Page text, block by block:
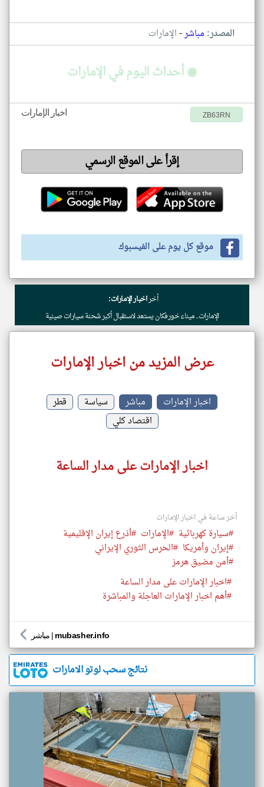
المصدر: مباشر-الإمارات
◉ أحداث اليوم في الإمارات
اخبار الإمارات ZB63RN
إقرأ على الموقع الرسمي
موقع كل يوم على الفيسبوك
أخراخبار الإمارات:
الإمارات.. ميناء خورفكان يستعد لاستقبال أكبر شحنة سيارات صينية
عرض المزيد من اخبار الإمارات
اخبار الإمارات مباشر سياسة
قطر
اقتصاد كلي
اخبار الإمارات على مدار الساعة
أخر ساعة في اخبار الإمارات
#سيارة كهربائية #الإمارات #أذرع إيران الإقليمية
#إيران وأمريكا #الحرس الثوري الإيراني
#أمن مضيق هرمز
#اخبار الإمارات على مدار الساعة
#أهم اخبار الإمارات العاجلة والمباشرة
مباشر | mubasher.info
نتائج سحب لوتو الامارات